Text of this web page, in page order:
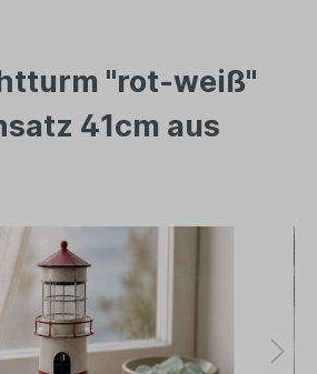
"rot-weiß"
41cm aus